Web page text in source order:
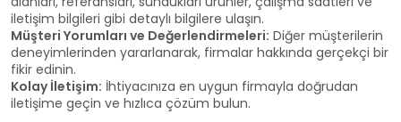
iletişim bilgileri gibi detaylı bilgilere ulaşın.
Müşteri Yorumları ve Değerlendirmeleri: Diğer müşterilerin
deneyimlerinden yararlanarak, firmalar hakkında gerçekçi bir
fikir edinin.
Kolay İletişim: İhtiyacınıza en uygun firmayla doğrudan
iletişime geçin ve hızlıca çözüm bulun.